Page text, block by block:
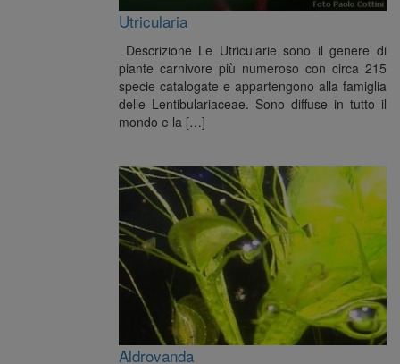
Utricularia
Descrizione Le Utricularie sono il genere di
piante carnivore più numeroso con circa 215
specie catalogate e appartengono alla famiglia
delle Lentibulariaceae. Sono diffuse in tutto il
mondo e la […]
Aldrovanda